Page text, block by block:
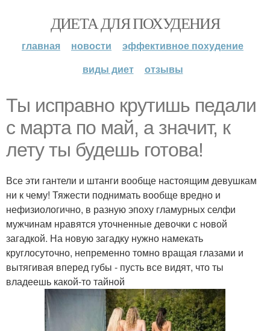
ДИЕТА ДЛЯ ПОХУДЕНИЯ
главная новости
эффективное похудение
виды диет
отзывы
Ты исправно крутишь педали
с марта по май, а значит, к
лету ты будешь готова!
Все эти гантели и штанги вообще настоящим девушкам
ни к чему! Тяжести поднимать вообще вредно и
нефизиологично, в разную эпоху гламурных селфи
мужчинам нравятся уточненные девочки с новой
загадкой. На новую загадку нужно намекать
круглосуточно, непременно томно вращая глазами и
вытягивая вперед губы - пусть все видят, что ты
владеешь какой-то тайной